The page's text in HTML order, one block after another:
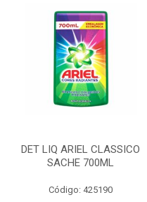
DET LIQ ARIEL CLASSICO
SACHE 700ML
Código: 425190